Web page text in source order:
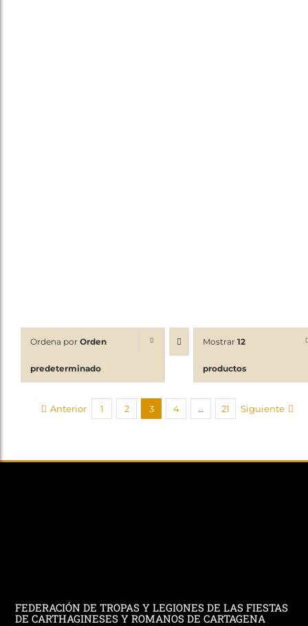
Ordena por Orden
predeterminado
Mostrar 12
productos
Anterior 1 2 3 4 … 21 Siguiente
FEDERACIÓN DE TROPAS Y LEGIONES DE LAS FIESTAS
DE CARTHAGINESES Y ROMANOS DE CARTAGENA